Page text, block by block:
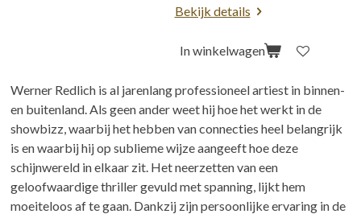
Bekijk details
In winkelwagen
Werner Redlich is al jarenlang professioneel artiest in binnen-
en buitenland. Als geen ander weet hij hoe het werkt in de
showbizz, waarbij het hebben van connecties heel belangrijk
is en waarbij hij op sublieme wijze aangeeft hoe deze
schijnwereld in elkaar zit. Het neerzetten van een
geloofwaardige thriller gevuld met spanning, lijkt hem
moeiteloos af te gaan. Dankzij zijn persoonlijke ervaring in de